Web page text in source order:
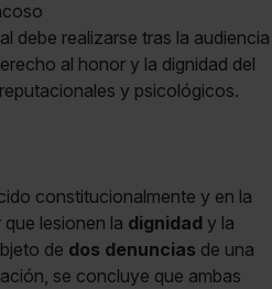
debe realizarse tras la audiencia
al honor y la dignidad del
y psicológicos.
constitucionalmente y en la
lesionen la dignidad y la
de dos denuncias de una
se concluye que ambas